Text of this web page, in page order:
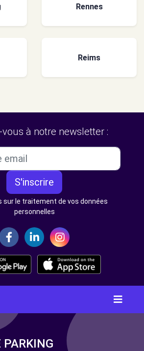
Rennes
Reims
à notre newsletter :
S'inscrire
sur le traitement de vos données
personnelles
PARKING